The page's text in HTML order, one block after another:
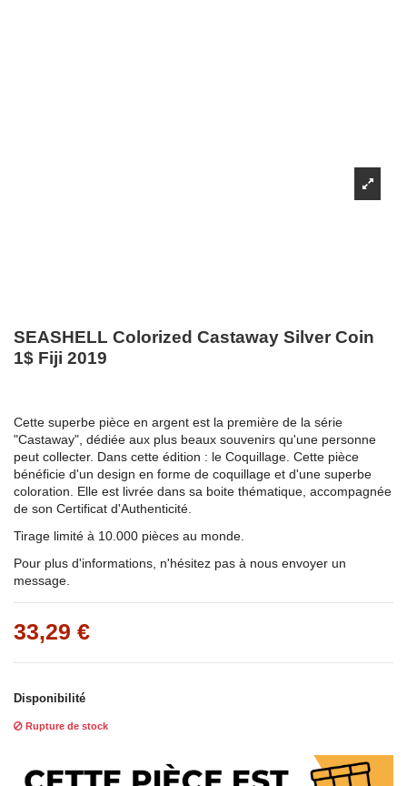
SEASHELL Colorized Castaway Silver Coin
1$ Fiji 2019
Cette superbe pièce en argent est la première de la série
"Castaway", dédiée aux plus beaux souvenirs qu'une personne
peut collecter. Dans cette édition : le Coquillage. Cette pièce
bénéficie d'un design en forme de coquillage et d'une superbe
coloration. Elle est livrée dans sa boite thématique, accompagnée
de son Certificat d'Authenticité.
Tirage limité à 10.000 pièces au monde.
Pour plus d'informations, n'hésitez pas à nous envoyer un
message.
33,29 €
Disponibilité
Rupture de stock